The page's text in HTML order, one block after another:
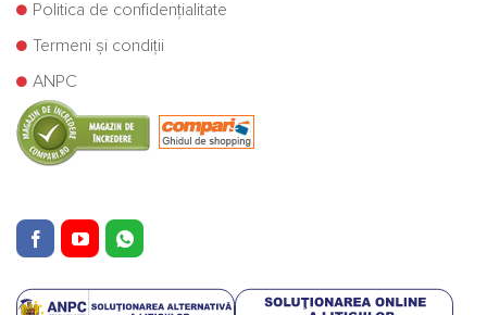
Politica de confidențialitate
Termeni și condiții
ANPC